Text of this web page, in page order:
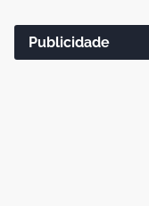
Publicidade